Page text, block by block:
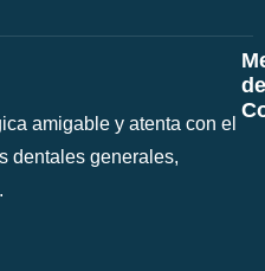
amigable y atenta con el
dentales generales,
de